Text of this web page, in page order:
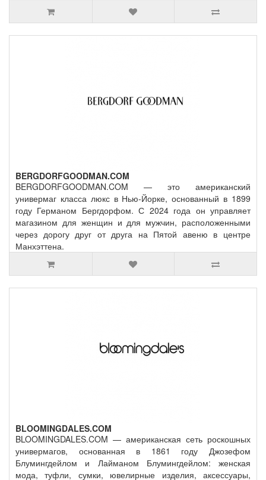
BERGDORFGOODMAN.COM
BERGDORFGOODMAN.COM — это американский
универмаг класса люкс в Нью-Йорке, основанный в 1899
году Германом Бергдорфом. С 2024 года он управляет
магазином для женщин и для мужчин, расположенными
через дорогу друг от друга на Пятой авеню в центре
Манхэттена.
BLOOMINGDALES.COM
BLOOMINGDALES.COM — американская сеть роскошных
универмагов, основанная в 1861 году Джозефом
Блумингдейлом и Лайманом Блумингдейлом: женская
мода, туфли, сумки, ювелирные изделия, аксессуары,